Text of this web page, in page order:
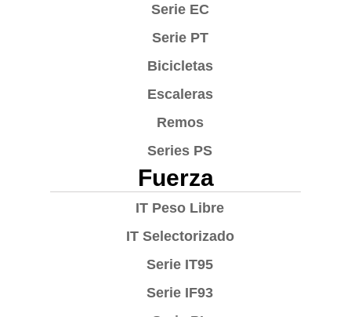
Serie EC
Serie PT
Bicicletas
Escaleras
Remos
Series PS
Fuerza
IT Peso Libre
IT Selectorizado
Serie IT95
Serie IF93